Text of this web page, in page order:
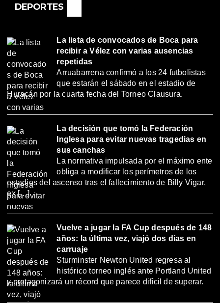
DEPORTES
La lista de convocados de Boca para
recibir a Vélez con varias ausencias
repetidas
Arruabarrena confirmó a los 24 futbolistas
que estarán el sábado en el estadio de
Huracán por la cuarta fecha del Torneo Clausura.
La decisión que tomó la Federación
Inglesa para evitar nuevas tragedias en
sus canchas
La normativa impulsada por el máximo ente
obliga a modificar los perímetros de los
estadios del ascenso tras el fallecimiento de Billy Vigar,
ex […]
Vuelve a jugar la FA Cup después de 148
años: la última vez, viajó dos días en
carruaje
Sturminster Newton United regresa al
histórico torneo inglés ante Portland United
y protagonizará un récord que parece difícil de superar.